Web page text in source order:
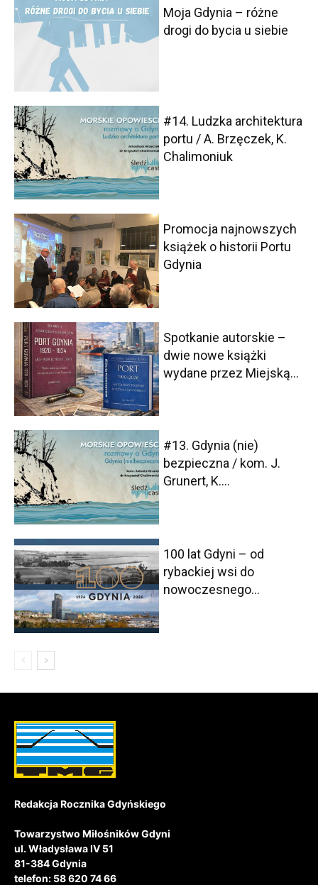
Moja Gdynia – różne
drogi do bycia u siebie
#14. Ludzka architektura
portu / A. Brzęczek, K.
Chalimoniuk
Promocja najnowszych
książek o historii Portu
Gdynia
Spotkanie autorskie –
dwie nowe książki
wydane przez Miejską...
#13. Gdynia (nie)
bezpieczna / kom. J.
Grunert, K....
100 lat Gdyni – od
rybackiej wsi do
nowoczesnego...
Redakcja Rocznika Gdyńskiego
Towarzystwo Miłośników Gdyni
ul. Władysława IV 51
81-384 Gdynia
telefon: 58 620 74 66